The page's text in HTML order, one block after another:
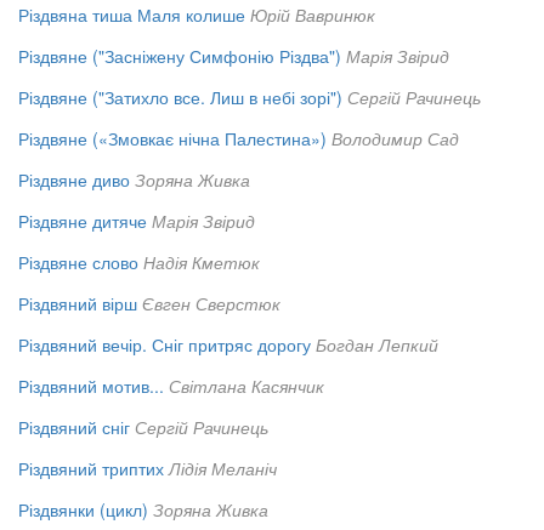
Різдвяна тиша Маля колише Юрій Вавринюк
Різдвяне ("Засніжену Симфонію Різдва") Марія Звірид
Різдвяне ("Затихло все. Лиш в небі зорі") Сергій Рачинець
Різдвяне («Змовкає нічна Палестина») Володимир Сад
Різдвяне диво Зоряна Живка
Різдвяне дитяче Марія Звірид
Різдвяне слово Надія Кметюк
Різдвяний вірш Євген Сверстюк
Різдвяний вечір. Сніг притряс дорогу Богдан Лепкий
Різдвяний мотив... Світлана Касянчик
Різдвяний сніг Сергій Рачинець
Різдвяний триптих Лідія Меланіч
Різдвянки (цикл) Зоряна Живка